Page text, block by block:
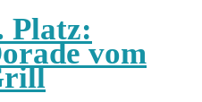
Platz:
vom